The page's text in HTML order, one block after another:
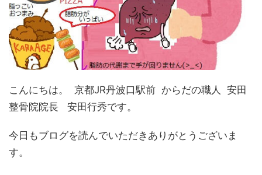
こんにちは。 京都JR丹波口駅前 からだの職人 安田
整骨院院長 安田行秀です。
今日もブログを読んでいただきありがとうございま
す。